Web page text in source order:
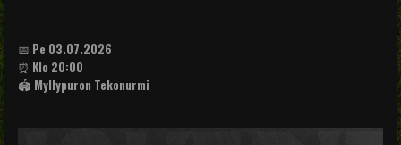
📅 Pe 03.07.2026
⏰ Klo 20:00
🏟️ Myllypuron Tekonurmi